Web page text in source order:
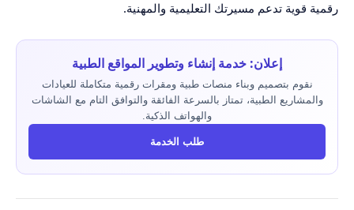
رقمية قوية تدعم مسيرتك التعليمية والمهنية.
إعلان: خدمة إنشاء وتطوير المواقع الطبية
نقوم بتصميم وبناء منصات طبية ومقرات رقمية متكاملة للعيادات
والمشاريع الطبية، تمتاز بالسرعة الفائقة والتوافق التام مع الشاشات
والهواتف الذكية.
طلب الخدمة